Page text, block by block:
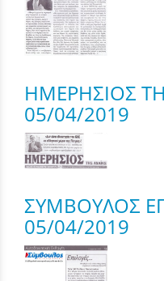
ΗΜΕΡΗΣΙΟΣ
05/04/2019
ΣΥΜΒΟΥΛΟΣ
05/04/2019